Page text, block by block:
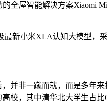
全屋智能解决方案Xiaomi
新小米XLA认知大模型，
并非一蹴而就，而是多年
校，其中清华北大学生占比